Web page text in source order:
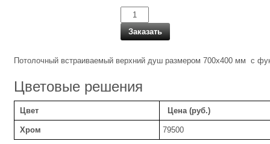
Заказать
Потолочный встраиваемый верхний душ размером 700x400 мм c
Цветовые решения
Цвет Цена (руб.)
Хром 79500